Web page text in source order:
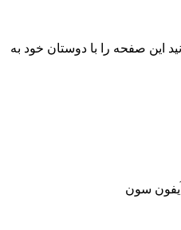
این صفحه را با دوستان خود به
سون